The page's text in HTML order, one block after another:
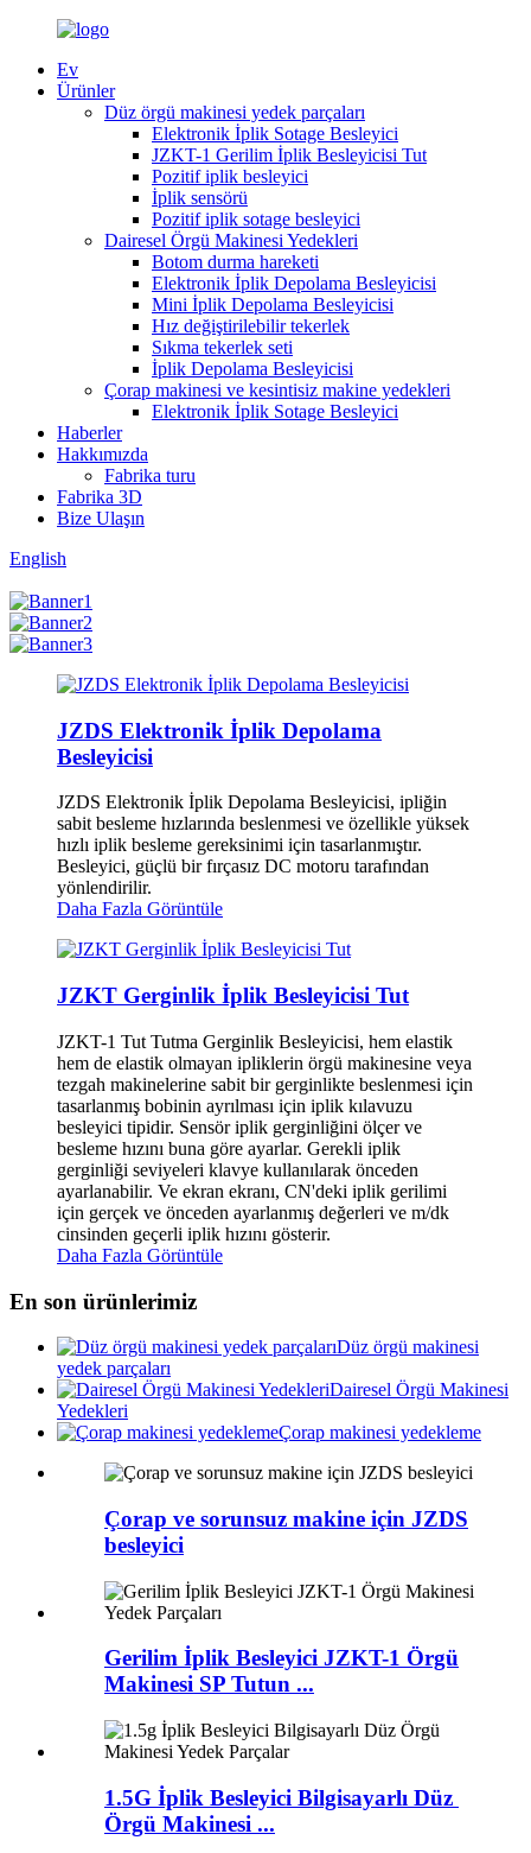
Ev
Ürünler
Düz örgü makinesi yedek parçaları
Elektronik İplik Sotage Besleyici
JZKT-1 Gerilim İplik Besleyicisi Tut
Pozitif iplik besleyici
İplik sensörü
Pozitif iplik sotage besleyici
Dairesel Örgü Makinesi Yedekleri
Botom durma hareketi
Elektronik İplik Depolama Besleyicisi
Mini İplik Depolama Besleyicisi
Hız değiştirilebilir tekerlek
Sıkma tekerlek seti
İplik Depolama Besleyicisi
Çorap makinesi ve kesintisiz makine yedekleri
Elektronik İplik Sotage Besleyici
Haberler
Hakkımızda
Fabrika turu
Fabrika 3D
Bize Ulaşın
English
JZDS Elektronik İplik Depolama
Besleyicisi
JZDS Elektronik İplik Depolama Besleyicisi, ipliğin
sabit besleme hızlarında beslenmesi ve özellikle yüksek
hızlı iplik besleme gereksinimi için tasarlanmıştır.
Besleyici, güçlü bir fırçasız DC motoru tarafından
yönlendirilir.
Daha Fazla Görüntüle
JZKT Gerginlik İplik Besleyicisi Tut
JZKT-1 Tut Tutma Gerginlik Besleyicisi, hem elastik
hem de elastik olmayan ipliklerin örgü makinesine veya
tezgah makinelerine sabit bir gerginlikte beslenmesi için
tasarlanmış bobinin ayrılması için iplik kılavuzu
besleyici tipidir. Sensör iplik gerginliğini ölçer ve
besleme hızını buna göre ayarlar. Gerekli iplik
gerginliği seviyeleri klavye kullanılarak önceden
ayarlanabilir. Ve ekran ekranı, CN'deki iplik gerilimi
için gerçek ve önceden ayarlanmış değerleri ve m/dk
cinsinden geçerli iplik hızını gösterir.
Daha Fazla Görüntüle
En son ürünlerimiz
Düz örgü makinesi
yedek parçaları
Dairesel Örgü Makinesi
Yedekleri
Çorap makinesi yedekleme
Çorap ve sorunsuz makine için JZDS
besleyici
Gerilim İplik Besleyici JZKT-1 Örgü
Makinesi SP Tutun ...
1.5G İplik Besleyici Bilgisayarlı Düz ​​
Örgü Makinesi ...